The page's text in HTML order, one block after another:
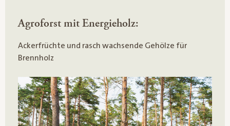
Agroforst mit Energieholz:
Ackerfrüchte und rasch wachsende Gehölze für
Brennholz